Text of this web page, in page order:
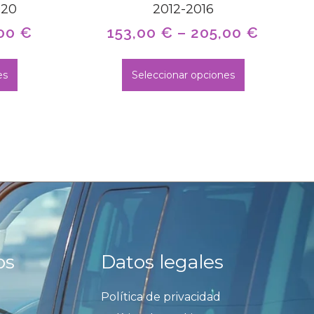
€
2012-2016
153,00 € – 205,00 €
Seleccionar opciones
Datos legales
Política de privacidad